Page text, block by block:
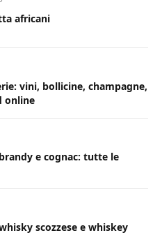
africani
vini, bollicine, champagne,
online
e cognac: tutte le
scozzese e whiskey